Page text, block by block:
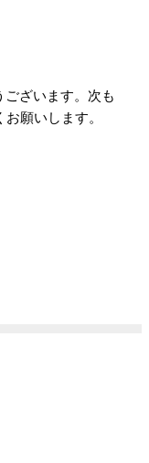
ざいます。次も
願いします。